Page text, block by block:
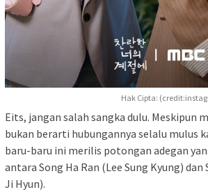
Hak Cipta:
Eits, jangan salah sangka dulu. Meskipun
bukan berarti hubungannya selalu mulus
baru-baru ini merilis potongan adegan
antara Song Ha Ran (Lee Sung Kyung) dan
Ji Hyun).